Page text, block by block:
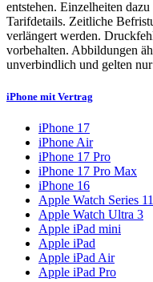
entstehen. Einzelheiten
Tarifdetails. Zeitliche
verlängert werden.
vorbehalten. Abbildungen
unverbindlich und gelten
iPhone mit Vertrag
iPhone 17
iPhone Air
iPhone 17 Pro
iPhone 17 Pro Max
iPhone 16
Apple Watch Series 11
Apple Watch Ultra 3
Apple iPad mini
Apple iPad
Apple iPad Air
Apple iPad Pro